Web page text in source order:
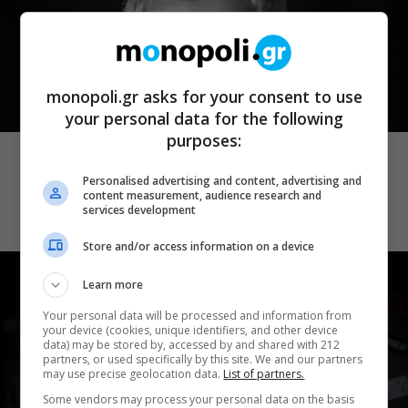
ΒΙΒΛΙΑ
Παναγώτης Χ. Βούρος: Η “Παραξενιά”
είναι η δύναμή μας να μπορούμε να
διαφέρουμε
monopoli.gr asks for your consent to use
your personal data for the following
purposes:
Personalised advertising and content, advertising and
content measurement, audience research and
services development
Store and/or access information on a device
Learn more
Your personal data will be processed and information from
your device (cookies, unique identifiers, and other device
data) may be stored by, accessed by and shared with 212
partners, or used specifically by this site. We and our partners
may use precise geolocation data. List of partners.
Some vendors may process your personal data on the basis